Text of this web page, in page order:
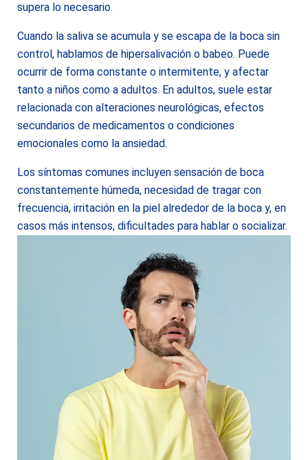
supera lo necesario.
Cuando la saliva se acumula y se escapa de la boca sin
control, hablamos de hipersalivación o babeo. Puede
ocurrir de forma constante o intermitente, y afectar
tanto a niños como a adultos. En adultos, suele estar
relacionada con alteraciones neurológicas, efectos
secundarios de medicamentos o condiciones
emocionales como la ansiedad.
Los síntomas comunes incluyen sensación de boca
constantemente húmeda, necesidad de tragar con
frecuencia, irritación en la piel alrededor de la boca y, en
casos más intensos, dificultades para hablar o socializar.